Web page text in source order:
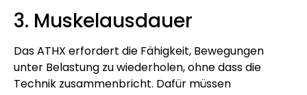
3. Muskelausdauer
Das ATHX erfordert die Fähigkeit, Bewegungen
unter Belastung zu wiederholen, ohne dass die
Technik zusammenbricht. Dafür müssen